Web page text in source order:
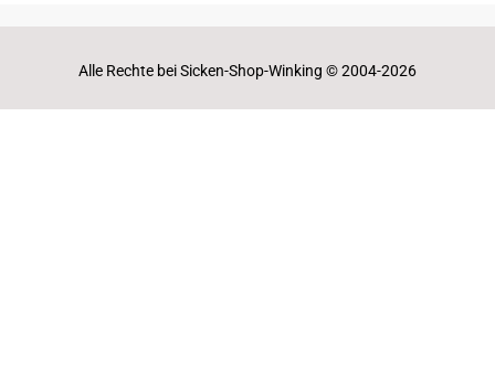
Alle Rechte bei Sicken-Shop-Winking © 2004-2026